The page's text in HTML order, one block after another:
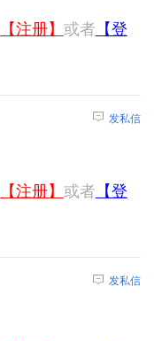
【注册】 或者 【登
发私信
【注册】 或者 【登
发私信